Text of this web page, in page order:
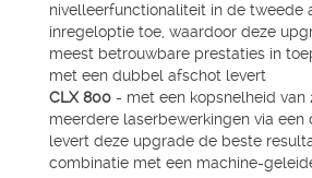
nivelleerfunctionaliteit in de tweede
inregeloptie toe, waardoor deze
meest betrouwbare prestaties in
met een dubbel afschot levert
CLX 800 - met een kopsnelheid van
meerdere laserbewerkingen via een
levert deze upgrade de beste
combinatie met een machine-